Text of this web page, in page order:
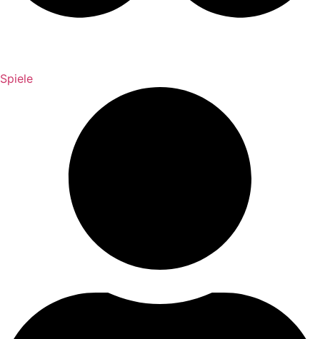
Spiele